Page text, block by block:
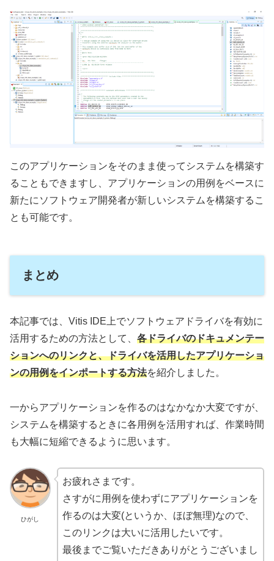
このアプリケーションをそのまま使ってシステムを構築す
ることもできますし、アプリケーションの用例をベースに
新たにソフトウェア開発者が新しいシステムを構築するこ
とも可能です。
まとめ
本記事では、Vitis IDE上でソフトウェアドライバを有効に
活用するための方法として、 各ドライバのドキュメンテー
ションへのリンクと、ドライバを活用したアプリケーショ
ンの用例をインポートする方法を紹介しました。
一からアプリケーションを作るのはなかなか大変ですが、
システムを構築するときに各用例を活用すれば、作業時間
も大幅に短縮できるように思います。
ひがし
お疲れさまです。
さすがに用例を使わずにアプリケーションを
作るのは大変(というか、ほぼ無理)なので、
このリンクは大いに活用したいです。
最後までご覧いただきありがとうございまし